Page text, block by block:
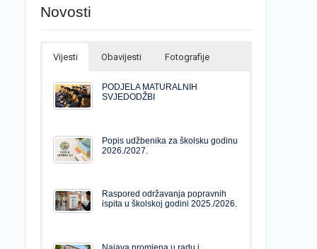
Novosti
Vijesti Obavijesti Fotografije
PODJELA MATURALNIH
SVJEDODŽBI
Popis udžbenika za školsku godinu
2026./2027.
Raspored održavanja popravnih
ispita u školskoj godini 2025./2026.
Najava promjena u radu i